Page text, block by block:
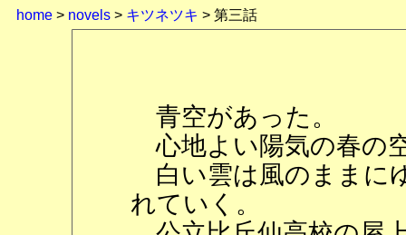
青空があった。
心地よい陽気の春の
白い雲は風のままに
れていく。
home > novels > キツネツキ > 第三話